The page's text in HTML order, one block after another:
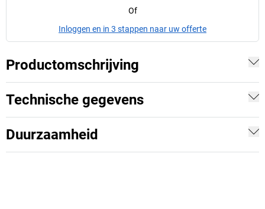
Of
Inloggen en in 3 stappen naar uw offerte
Productomschrijving
Technische gegevens
Duurzaamheid